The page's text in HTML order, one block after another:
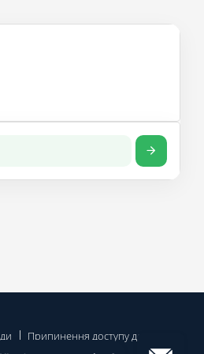
Припинення доступу до